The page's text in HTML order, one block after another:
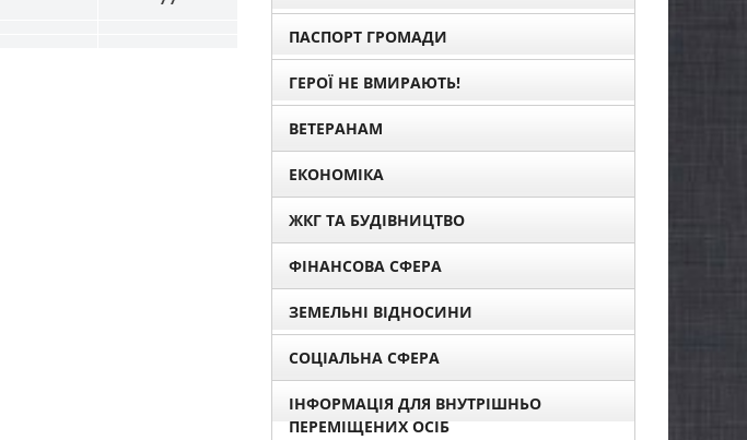
ПАСПОРТ ГРОМАДИ
ГЕРОЇ НЕ ВМИРАЮТЬ!
ВЕТЕРАНАМ
ЕКОНОМІКА
ЖКГ ТА БУДІВНИЦТВО
ФІНАНСОВА СФЕРА
ЗЕМЕЛЬНІ ВІДНОСИНИ
СОЦІАЛЬНА СФЕРА
ІНФОРМАЦІЯ ДЛЯ ВНУТРІШНЬО
ПЕРЕМІЩЕНИХ ОСІБ